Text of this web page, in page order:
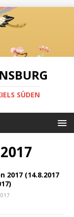
SÜDEN
2017 (14.8.2017